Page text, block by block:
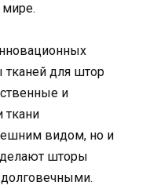
мире.
тканей для штор
и
ткани
видом, но и
шторы